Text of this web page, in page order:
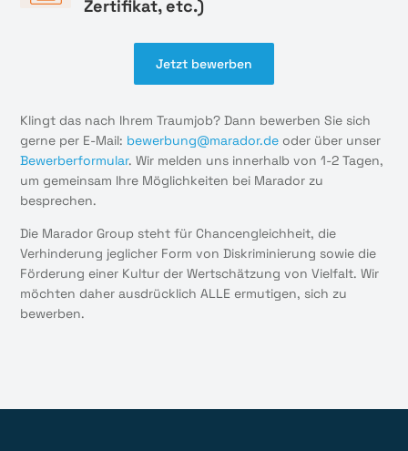
Zertifikat, etc.)
Jetzt bewerben
Klingt das nach Ihrem Traumjob? Dann bewerben Sie sich
gerne per E-Mail: bewerbung@marador.de oder über unser
Bewerberformular. Wir melden uns innerhalb von 1-2 Tagen,
um gemeinsam Ihre Möglichkeiten bei Marador zu
besprechen.
Die Marador Group steht für Chancengleichheit, die
Verhinderung jeglicher Form von Diskriminierung sowie die
Förderung einer Kultur der Wertschätzung von Vielfalt. Wir
möchten daher ausdrücklich ALLE ermutigen, sich zu
bewerben.